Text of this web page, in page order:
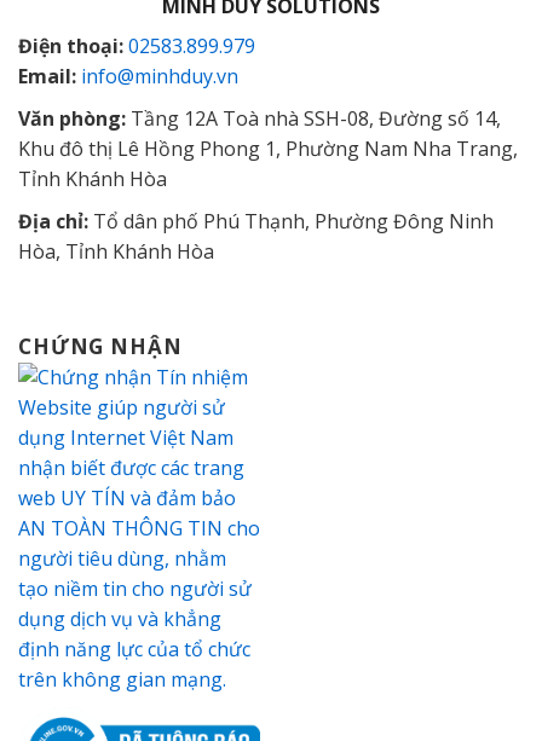
MINH DUY SOLUTIONS
Điện thoại:02583.899.979
Email: info@minhduy.vn
Văn phòng: Tầng 12A Toà nhà SSH-08, Đường số 14,
Khu đô thị Lê Hồng Phong 1, Phường Nam Nha Trang,
Tỉnh Khánh Hòa
Địa chỉ: Tổ dân phố Phú Thạnh, Phường Đông Ninh
Hòa, Tỉnh Khánh Hòa
CHỨNG NHẬN